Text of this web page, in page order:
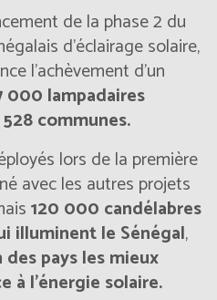
de la phase 2 du
d’éclairage solaire,
l’achèvement d’un
000 lampadaires
communes.
lors de la première
avec les autres projets
120 000 candélabres
illuminent le Sénégal,
des pays les mieux
à l’énergie solaire.